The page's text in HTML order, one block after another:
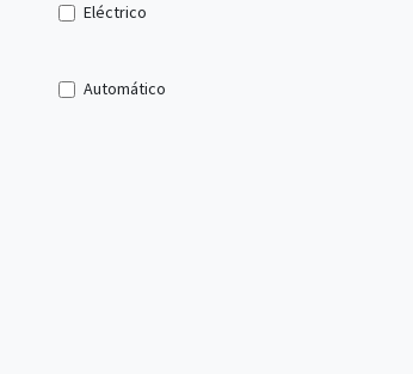
Eléctrico
Automático